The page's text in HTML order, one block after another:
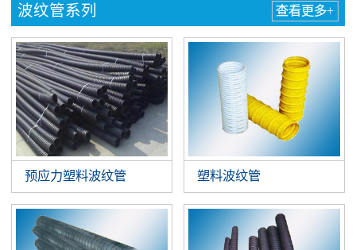
波纹管系列 查看更多+
预应力塑料波纹管 塑料波纹管